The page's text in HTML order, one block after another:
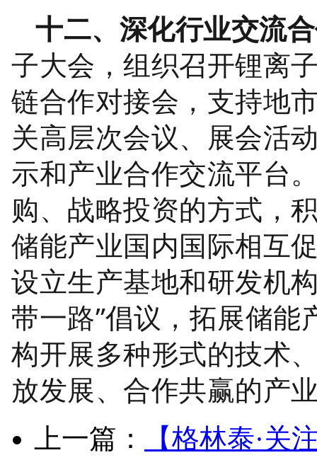
十二、深化行业交流
子大会，组织召开锂离
链合作对接会，支持地
关高层次会议、展会活
示和产业合作交流平台
购、战略投资的方式，
储能产业国内国际相互
设立生产基地和研发机
带一路”倡议，拓展储
构开展多种形式的技术
放发展、合作共赢的产
上一篇：
【格林泰·关